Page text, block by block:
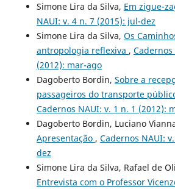
Simone Lira da Silva, Em zigue-
NAUI: v. 4 n. 7 (2015): jul-dez
Simone Lira da Silva, Os
antropologia reflexiva , Cadernos
(2012): mar-ago
Dagoberto Bordin, Sobre a
passageiros do transporte
Cadernos NAUI: v. 1 n. 1 (2012):
Dagoberto Bordin, Luciano
Apresentação , Cadernos NAUI:
dez
Simone Lira da Silva, Rafael de
Entrevista com o Professor